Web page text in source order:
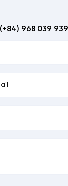
(+84) 968 039 939